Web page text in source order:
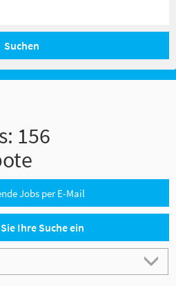
Suchen
156
Jobs per E-Mail
Ihre Suche ein